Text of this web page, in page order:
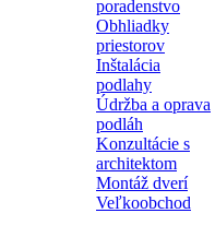
poradenstvo
Obhliadky
priestorov
Inštalácia
podlahy
Údržba a oprava
podláh
Konzultácie s
architektom
Montáž dverí
Veľkoobchod